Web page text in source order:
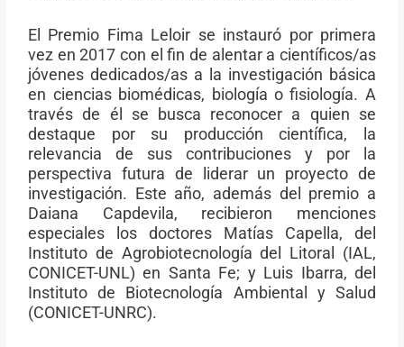
El Premio Fima Leloir se instauró por primera
vez en 2017 con el fin de alentar a científicos/as
jóvenes dedicados/as a la investigación básica
en ciencias biomédicas, biología o fisiología. A
través de él se busca reconocer a quien se
destaque por su producción científica, la
relevancia de sus contribuciones y por la
perspectiva futura de liderar un proyecto de
investigación. Este año, además del premio a
Daiana Capdevila, recibieron menciones
especiales los doctores Matías Capella, del
Instituto de Agrobiotecnología del Litoral (IAL,
CONICET-UNL) en Santa Fe; y Luis Ibarra, del
Instituto de Biotecnología Ambiental y Salud
(CONICET-UNRC).